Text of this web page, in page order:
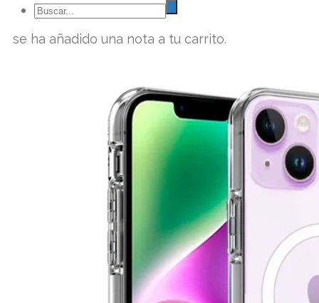
se ha añadido una nota a tu carrito.